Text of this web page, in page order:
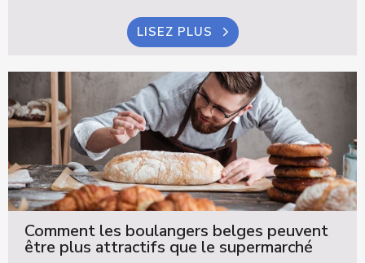
LISEZ PLUS
Comment les boulangers belges peuvent
être plus attractifs que le supermarché